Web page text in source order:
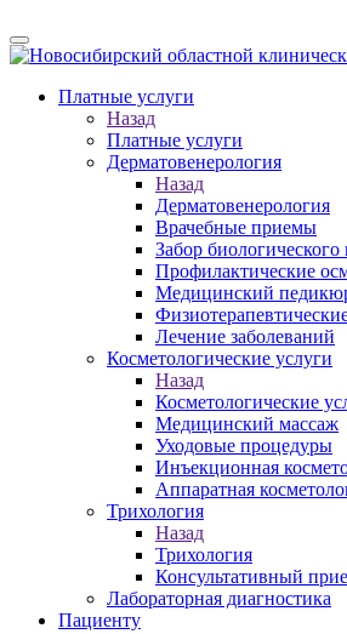
Платные услуги
Назад
Платные услуги
Дерматовенерология
Назад
Дерматовенерология
Врачебные приемы
Забор биологического
Профилактические
Медицинский
Лечение заболеваний
Косметологические услуги
Назад
Косметологические
Медицинский массаж
Уходовые процедуры
Инъекционная
Аппаратная
Трихология
Назад
Трихология
Консультативный
Лабораторная диагностика
Пациенту